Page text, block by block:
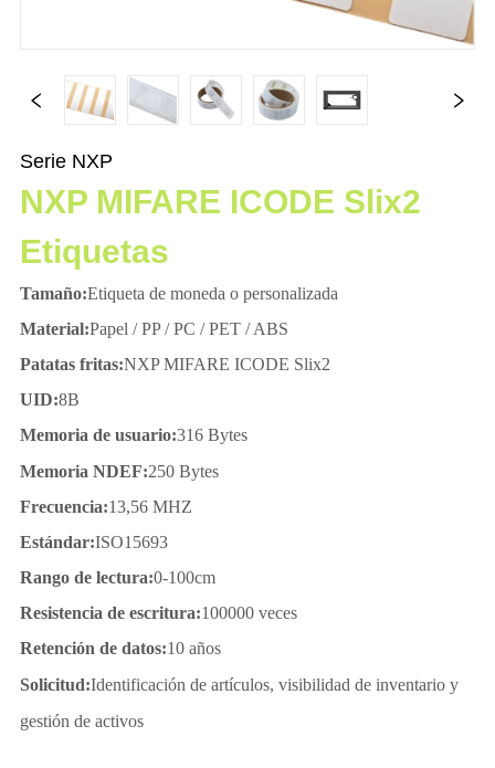
Serie NXP
NXP MIFARE ICODE Slix2
Etiquetas